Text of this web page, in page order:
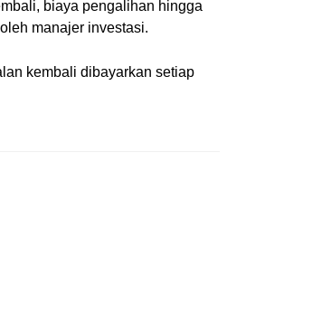
biaya pengalihan hingga
manajer investasi.
kembali dibayarkan setiap